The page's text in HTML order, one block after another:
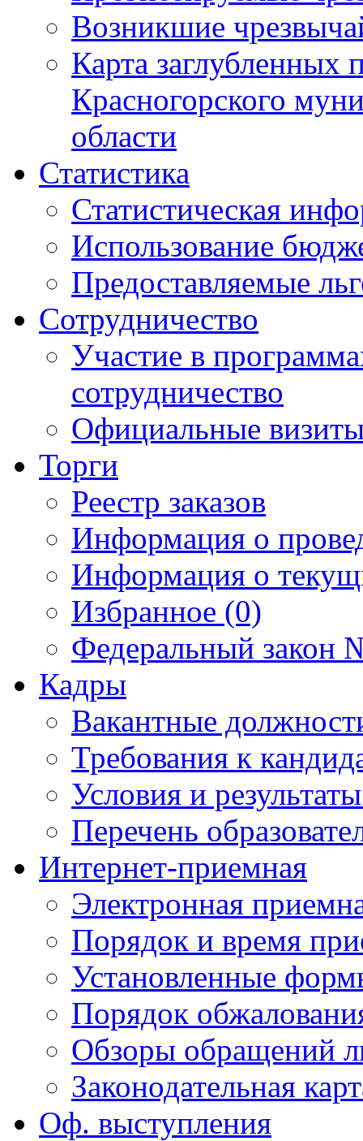
Возникшие
Карта
Красногорского
области
Статистика
Статистическая
Использование
Предоставляемые
Сотрудничество
Участие в
сотрудничество
Официальные
Торги
Реестр заказов
Информация о
Информация о
Избранное (0)
Федеральный закон
Кадры
Вакантные
Требования к
Условия и
Перечень
Интернет-приемная
Электронная
Порядок и время
Установленные
Порядок
Обзоры обращений
Законодательная
Оф. выступления